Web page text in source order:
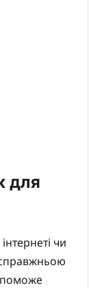
для
чи
справжньою